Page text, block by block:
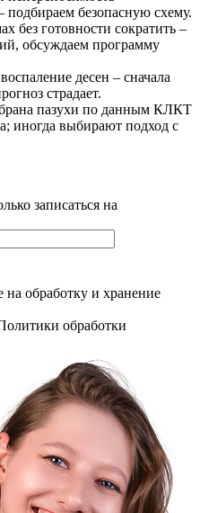
подбираем безопасную схему.
без готовности сократить –
обсуждаем программу
десен – сначала
страдает.
пазухи по данным КЛКТ
иногда выбирают подход с
записаться на
на обработку и хранение
обработки